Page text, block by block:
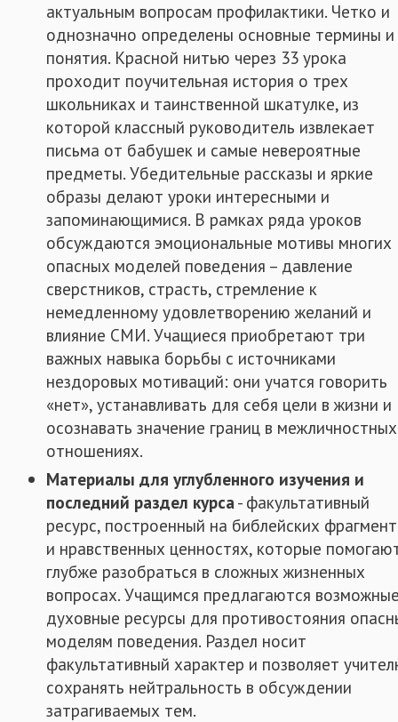
актуальным вопросам профилактики. Четко и
однозначно определены основные термины и
понятия. Красной нитью через 33 урока
проходит поучительная история о трех
школьниках и таинственной шкатулке, из
которой классный руководитель извлекает
письма от бабушек и самые невероятные
предметы. Убедительные рассказы и яркие
образы делают уроки интересными и
запоминающимися. В рамках ряда уроков
обсуждаются эмоциональные мотивы многих
опасных моделей поведения – давление
сверстников, страсть, стремление к
немедленному удовлетворению желаний и
влияние СМИ. Учащиеся приобретают три
важных навыка борьбы с источниками
нездоровых мотиваций: они учатся говорить
«нет», устанавливать для себя цели в жизни и
осознавать значение границ в межличностных
отношениях.
Материалы для углубленного изучения и
последний раздел курса - факультативный
ресурс, построенный на библейских
и нравственных ценностях, которые
глубже разобраться в сложных жизненных
вопросах. Учащимся предлагаются
духовные ресурсы для противостояния
моделям поведения. Раздел носит
факультативный характер и позволяет
сохранять нейтральность в обсуждении
затрагиваемых тем.